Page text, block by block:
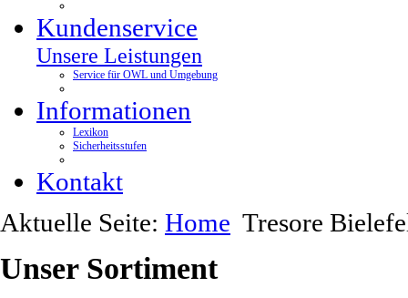
Kundenservice
Unsere Leistungen
Service für OWL und Umgebung
Informationen
Lexikon
Sicherheitsstufen
Kontakt
Aktuelle Seite: Home Tresore
UnserSortiment